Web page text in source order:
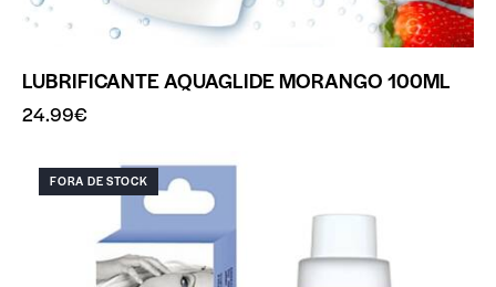
LUBRIFICANTE AQUAGLIDE MORANGO 100ML
24.99€
FORA DE STOCK